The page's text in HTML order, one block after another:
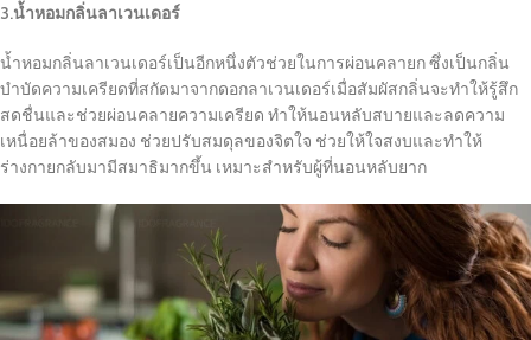
3.น้ำหอมกลิ่นลาเวนเดอร์
น้ำหอมกลิ่นลาเวนเดอร์เป็นอีกหนึ่งตัวช่วยในการผ่อนคลายก ซึ่งเป็นกลิ่น
บำบัดความเครียดที่สกัดมาจากดอกลาเวนเดอร์เมื่อสัมผัสกลิ่นจะทำให้รู้สึก
สดชื่นและช่วยผ่อนคลายความเครียด ทำให้นอนหลับสบายและลดความ
เหนื่อยล้าของสมอง ช่วยปรับสมดุลของจิตใจ ช่วยให้ใจสงบและทำให้
ร่างกายกลับมามีสมาธิมากขึ้น เหมาะสำหรับผู้ที่นอนหลับยาก